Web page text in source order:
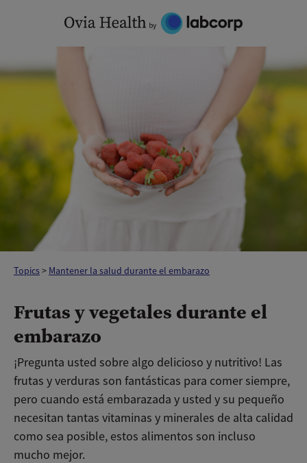
Topics> Mantener la salud durante el embarazo
Frutas y vegetales durante el
embarazo
¡Pregunta usted sobre algo delicioso y nutritivo! Las
frutas y verduras son fantásticas para comer siempre,
pero cuando está embarazada y usted y su pequeño
necesitan tantas vitaminas y minerales de alta calidad
como sea posible, estos alimentos son incluso
mucho mejor.